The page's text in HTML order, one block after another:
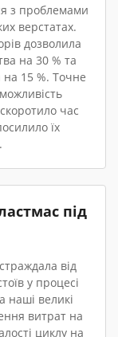
з проблемами
верстатах.
дозволила
на 30 % та
на 15 %. Точне
час
їх
під
від
у процесі
наші великі
витрат на
циклу на